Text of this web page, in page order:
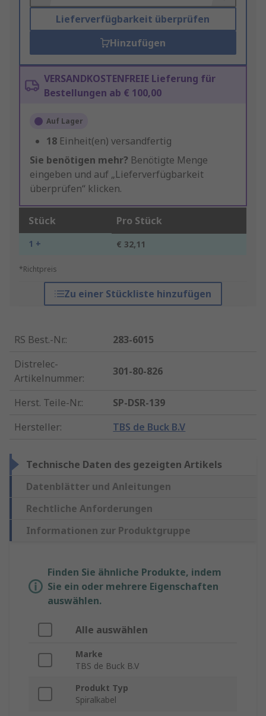
Lieferverfügbarkeit überprüfen
Hinzufügen
VERSANDKOSTENFREIE Lieferung für
Bestellungen ab € 100,00
Auf Lager
18 Einheit(en) versandfertig
Sie benötigen mehr? Benötigte Menge
eingeben und auf „Lieferverfügbarkeit
überprüfen“ klicken.
Stück Pro Stück
1 + € 32,11
*Richtpreis
Zu einer Stückliste hinzufügen
RS Best.-Nr.:
283-6015
Distrelec-
Artikelnummer:
301-80-826
Herst. Teile-Nr.:
SP-DSR-139
Hersteller: TBS de Buck B.V
Technische Daten des gezeigten Artikels
Datenblätter und Anleitungen
Rechtliche Anforderungen
Informationen zur Produktgruppe
Finden Sie ähnliche Produkte, indem
Sie ein oder mehrere Eigenschaften
auswählen.
Alle auswählen
Marke
TBS de Buck B.V
Produkt Typ
Spiralkabel